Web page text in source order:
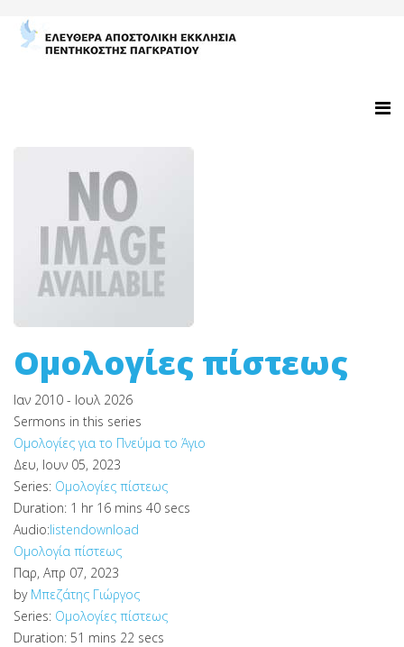
Ομολογίες πίστεως
Ιαν 2010 - Ιουλ 2026
Sermons in this series
Ομολογίες για το Πνεύμα το Άγιο
Δευ, Ιουν 05, 2023
Series: Ομολογίες πίστεως
Duration: 1 hr 16 mins 40 secs
Audio:listendownload
Ομολογία πίστεως
Παρ, Απρ 07, 2023
by Μπεζάτης Γιώργος
Series: Ομολογίες πίστεως
Duration: 51 mins 22 secs